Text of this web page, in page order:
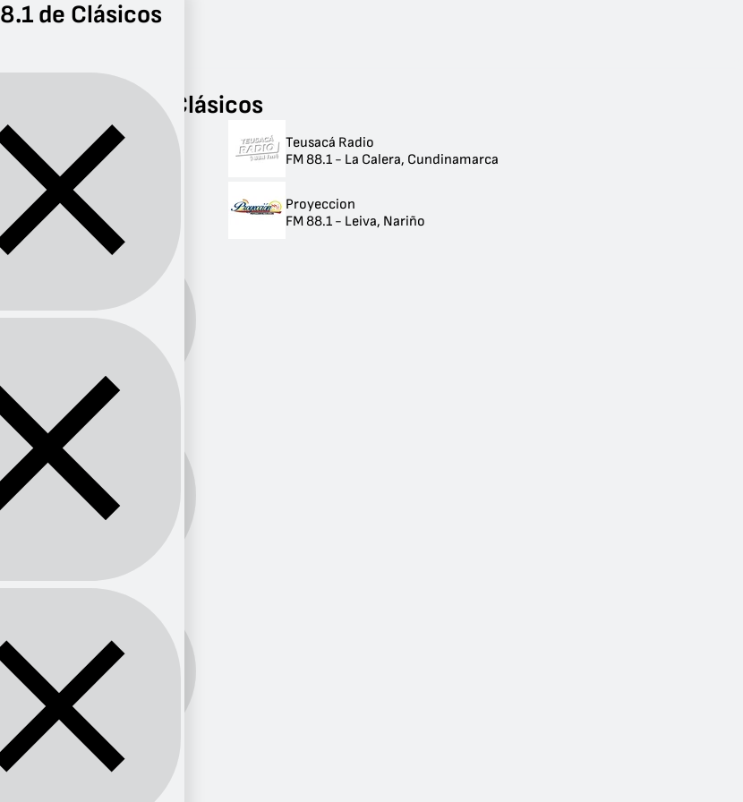
FM 88.1
FM 88.1 de Clásicos
FM 88.1 de
Clásicos
radios
Clásicos
Banda:
FM
Frecuencia:
88.1
Teusacá Radio
FM 88.1 - La Calera, Cundinamarca
Proyeccion
FM 88.1 - Leiva, Nariño
de Clásicos